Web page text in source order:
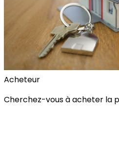
Acheteur
Cherchez-vous à acheter la